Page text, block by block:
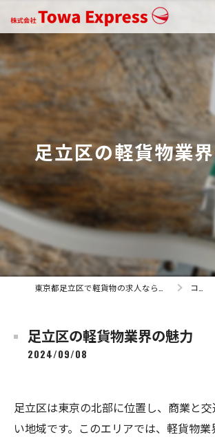
足立区の軽貨物業
コラム
足立区の軽貨物業界の魅力
2024/09/08
足立区は東京の北部に位置し、商業と
い地域です。このエリアでは、軽貨物